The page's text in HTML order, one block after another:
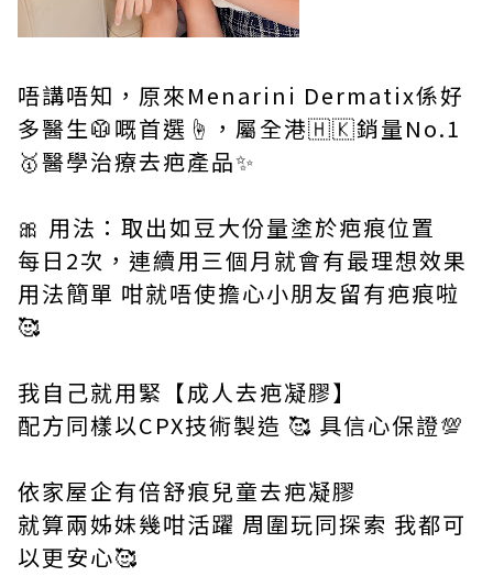
唔講唔知，原來Menarini Dermatix係好
多醫生🥼嘅首選☝️，屬全港🇭🇰銷量No.1
🥇醫學治療去疤產品✨
🎀 用法：取出如豆大份量塗於疤痕位置
每日2次，連續用三個月就會有最理想效果
用法簡單 咁就唔使擔心小朋友留有疤痕啦
🥰
我自己就用緊【成人去疤凝膠】
配方同樣以CPX技術製造 🥰 具信心保證💯
依家屋企有倍舒痕兒童去疤凝膠
就算兩姊妹幾咁活躍 周圍玩同探索 我都可
以更安心🥰